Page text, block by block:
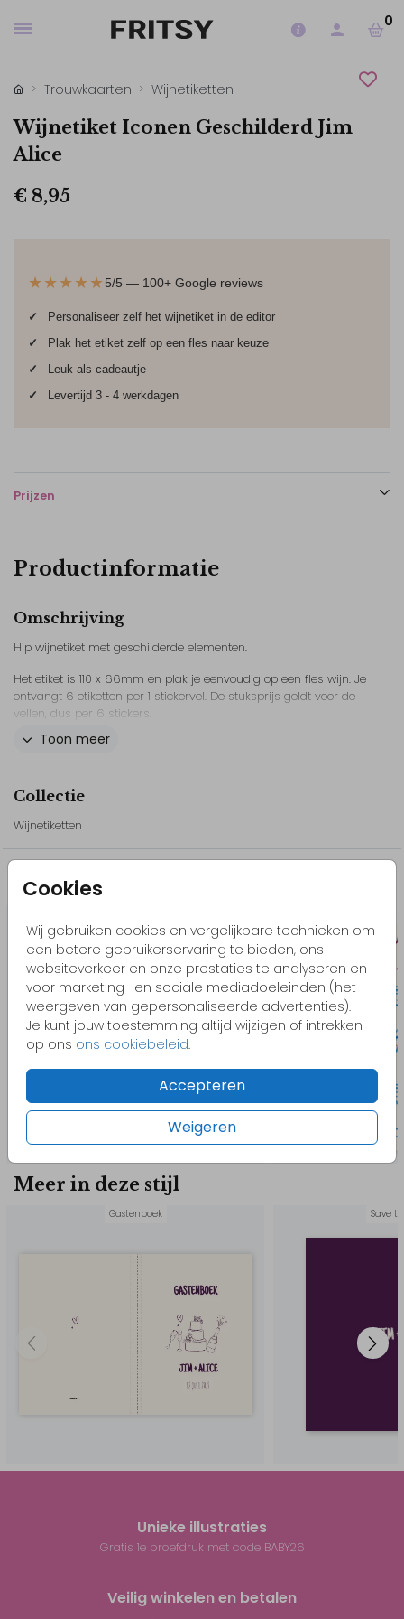
0
Cookies
Wij gebruiken cookies en vergelijkbare technieken om
een betere gebruikerservaring te bieden, ons
websiteverkeer en onze prestaties te analyseren en
voor marketing- en sociale mediadoeleinden (het
weergeven van gepersonaliseerde advertenties).
Je kunt jouw toestemming altijd wijzigen of intrekken
op ons ons cookiebeleid.
Accepteren
Weigeren
Trouwkaarten Wijnetiketten
Wijnetiket Iconen Geschilderd Jim
Alice
€ 8,95
★★★★★5/5 — 100+ Google reviews
✓
Personaliseer zelf het wijnetiket in de editor
✓
Plak het etiket zelf op een fles naar keuze
✓
Leuk als cadeautje
✓
Levertijd 3 - 4 werkdagen
Prijzen
Productinformatie
Omschrijving
Hip wijnetiket met geschilderde elementen.
Het etiket is 110 x 66mm en plak je eenvoudig op een fles wijn. Je
ontvangt 6 etiketten per 1 stickervel. De stuksprijs geldt voor de
vellen, dus per 6 stickers.
Een wijnetiket is een originele manier om iemand als getuige of
Bekijk ook het andere drukwerk uit deze lijn, zo is je hele bruiloft
bijvoorbeeld elementen toe, bewerk de kleuren of het lettertype.
Toon meer
Collectie
Wijnetiketten
Misschien vind je dit ook leuk
Meer in deze stijl
Gastenboek Save
Unieke illustraties
Gratis 1e proefdruk met code BABY26
Veilig winkelen en betalen